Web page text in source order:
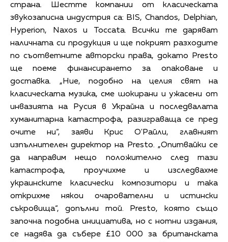
страна. Шестте компании от класическата
звукозаписна индустрия са: BIS, Chandos, Delphian,
Hyperion, Naxos и Toccata. Всички те даряват
наличната си продукция и ще покрият разходите
по съответните авторски права, докато Presto
ще поеме финансирането за опаковане и
доставка. „Ние, подобно на целия свят на
класическата музика, сме шокирани и ужасени от
инвазията на Русия в Украйна и последвалата
хуманитарна катастрофа, разиграваща се пред
очите ни“, заяви Крис О'Райли, главният
изпълнителен директор на Presto. „Опитвайки се
да направим нещо положително след тази
катастрофа, проучихме и изследвахме
украинските класически композитори и така
открихме някои очарователни и истински
съкровища“, допълни той. Presto, която също
започна подобна инициатива, но с нотни издания,
се надява да събере £10 000 за британската